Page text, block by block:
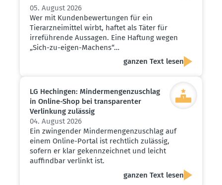
05. August 2026
Wer mit Kundenbewertungen für ein
Tierarzneimittel wirbt, haftet als Täter für
irreführende Aussagen. Eine Haftung wegen
„Sich-zu-eigen-Machens“…
ganzen Text lesen
LG Hechingen: Minder­men­gen­zu­schlag
in Online-Shop bei trans­pa­renter
Verlinkung zulässig
04. August 2026
Ein zwingender Mindermengenzuschlag auf
einem Online-Portal ist rechtlich zulässig,
sofern er klar gekennzeichnet und leicht
auffindbar verlinkt ist.
ganzen Text lesen